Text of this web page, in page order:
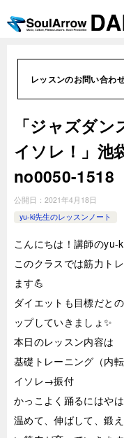
レッスンのお問い合わ
「ジャズダ
イソレ！」池
no0050-1518
公開日： 2021年4月18日
yu-ki先生のレッスンノート
こんにちは！講師のyu-
このクラスでは筋力ト
ます💪
ダイエットも目標だと
ップしていきましょ✨
本日のレッスン内容は
基礎トレーニング（内
イソレ→振付
かっこよく踊るにはや
温めて、伸ばして、鍛